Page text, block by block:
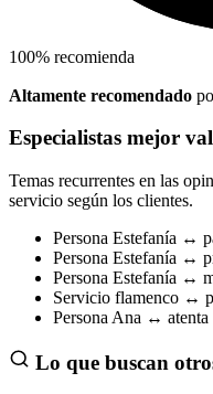
100% recomienda
Altamente recomendado
Especialistas mejor
Temas recurrentes en las
servicio según los clientes.
Persona Estefanía ↔
Persona Estefanía ↔
Persona Estefanía ↔
Servicio flamenco ↔
Persona Ana ↔ atenta
Lo que buscan